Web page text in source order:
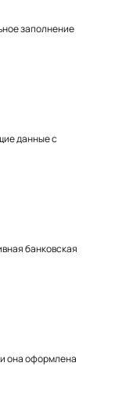
заполнение
данные с
банковская
она оформлена